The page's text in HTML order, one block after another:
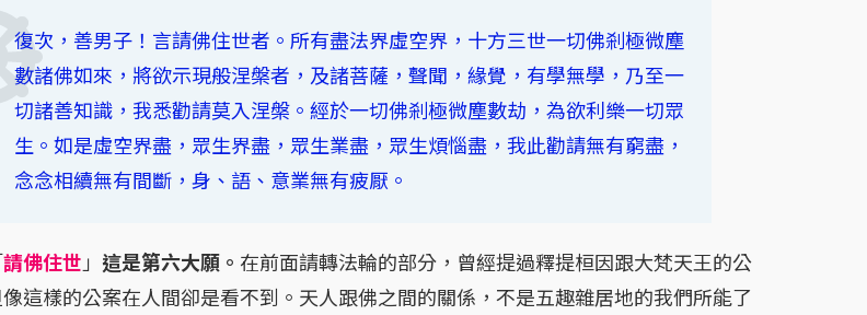
復次，善男子！言請佛住世者。所有盡法界虛空界，十方三世一切佛剎極微塵
數諸佛如來，將欲示現般涅槃者，及諸菩薩，聲聞，緣覺，有學無學，乃至一
切諸善知識，我悉勸請莫入涅槃。經於一切佛剎極微塵數劫，為欲利樂一切眾
生。如是虛空界盡，眾生界盡，眾生業盡，眾生煩惱盡，我此勸請無有窮盡，
念念相續無有間斷，身、語、意業無有疲厭。
請佛住世 」 這是第六大願。 在前面請轉法輪的部分，曾經提過釋提桓因跟大梵天王的公
這樣的公案在人間卻是看不到。天人跟佛之間的關係，不是五趣雜居地的我們所能了